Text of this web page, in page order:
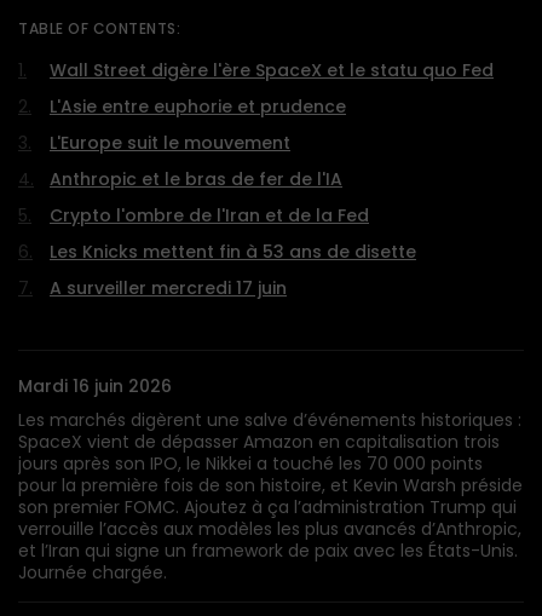
Mardi 16 juin 2026
Les marchés digèrent une salve d’événements historiques :
SpaceX vient de dépasser Amazon en capitalisation trois
jours après son IPO, le Nikkei a touché les 70 000 points
pour la première fois de son histoire, et Kevin Warsh préside
son premier FOMC. Ajoutez à ça l’administration Trump qui
verrouille l’accès aux modèles les plus avancés d’Anthropic,
et l’Iran qui signe un framework de paix avec les États-Unis.
Journée chargée.
TABLE OF CONTENTS:
Wall Street digère l'ère SpaceX et le statu quo Fed
L'Asie entre euphorie et prudence
L'Europe suit le mouvement
Anthropic et le bras de fer de l'IA
Crypto l'ombre de l'Iran et de la Fed
Les Knicks mettent fin à 53 ans de disette
A surveiller mercredi 17 juin